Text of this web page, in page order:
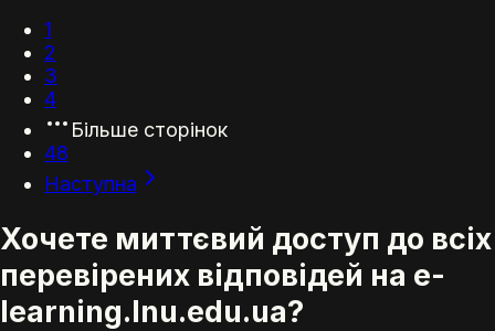
1
2
3
4
Більше сторінок
48
Наступна
Хочете миттєвий доступ до всіх
перевірених відповідей на e-
learning.lnu.edu.ua?